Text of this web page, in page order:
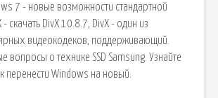
7 - новые возможности стандартной
скачать DivX 10.8.7, DivX - один из
видеокодеков, поддерживающий.
вопросы о технике SSD Samsung. Узнайте
перенести Windows на новый.